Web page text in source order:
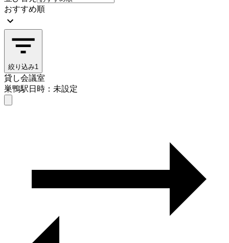
おすすめ順
絞り込み1
貸し会議室
巣鴨駅日時：未設定